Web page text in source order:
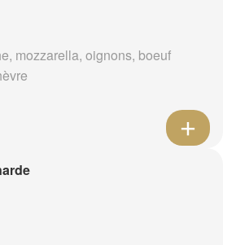
mozzarella, oignons, boeuf